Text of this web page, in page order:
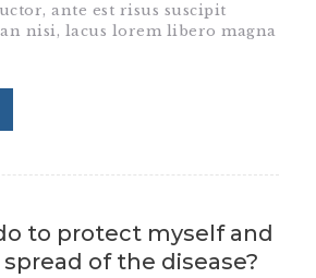
ante est risus suscipit
nisi, lacus lorem libero magna
to protect myself and
of the disease?